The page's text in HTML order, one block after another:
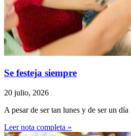
Se festeja siempre
20 julio, 2026
A pesar de ser tan lunes y de ser un
Leer nota completa »